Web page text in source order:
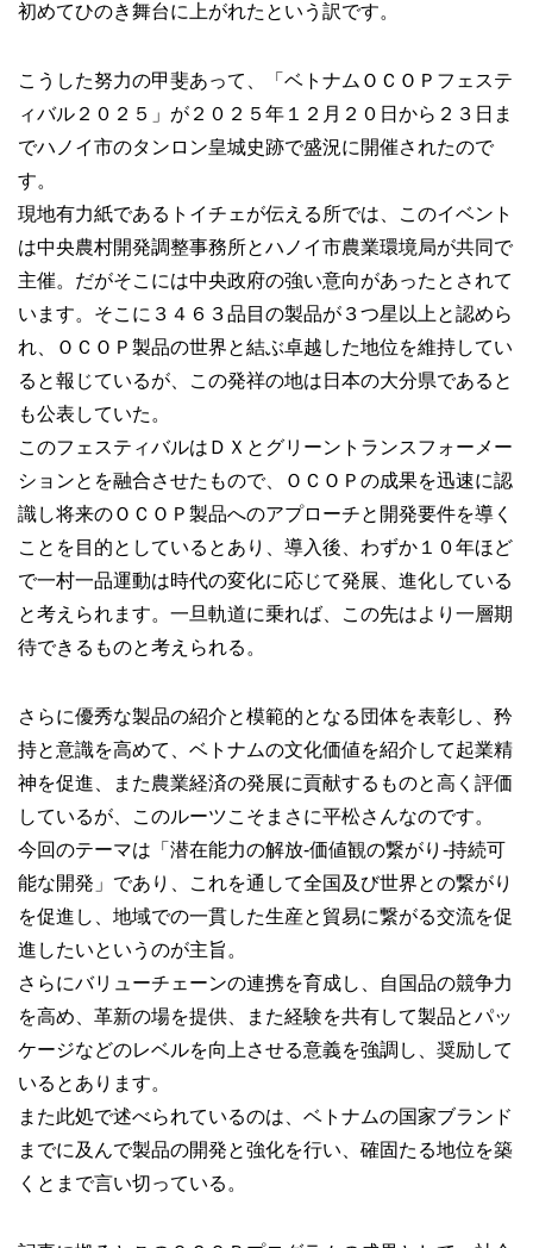
初めてひのき舞台に上がれたという訳です。
こうした努力の甲斐あって、「ベトナムＯＣＯＰフェステ
ィバル２０２５」が２０２５年１２月２０日から２３日ま
でハノイ市のタンロン皇城史跡で盛況に開催されたので
す。
現地有力紙であるトイチェが伝える所では、このイベント
は中央農村開発調整事務所とハノイ市農業環境局が共同で
主催。だがそこには中央政府の強い意向があったとされて
います。そこに３４６３品目の製品が３つ星以上と認めら
れ、ＯＣＯＰ製品の世界と結ぶ卓越した地位を維持してい
ると報じているが、この発祥の地は日本の大分県であると
も公表していた。
このフェスティバルはＤＸとグリーントランスフォーメー
ションとを融合させたもので、ＯＣＯＰの成果を迅速に認
識し将来のＯＣＯＰ製品へのアプローチと開発要件を導く
ことを目的としているとあり、導入後、わずか１０年ほど
で一村一品運動は時代の変化に応じて発展、進化している
と考えられます。一旦軌道に乗れば、この先はより一層期
待できるものと考えられる。
さらに優秀な製品の紹介と模範的となる団体を表彰し、矜
持と意識を高めて、ベトナムの文化価値を紹介して起業精
神を促進、また農業経済の発展に貢献するものと高く評価
しているが、このルーツこそまさに平松さんなのです。
今回のテーマは「潜在能力の解放‐価値観の繋がり‐持続可
能な開発」であり、これを通して全国及び世界との繋がり
を促進し、地域での一貫した生産と貿易に繋がる交流を促
進したいというのが主旨。
さらにバリューチェーンの連携を育成し、自国品の競争力
を高め、革新の場を提供、また経験を共有して製品とパッ
ケージなどのレベルを向上させる意義を強調し、奨励して
いるとあります。
また此処で述べられているのは、ベトナムの国家ブランド
までに及んで製品の開発と強化を行い、確固たる地位を築
くとまで言い切っている。